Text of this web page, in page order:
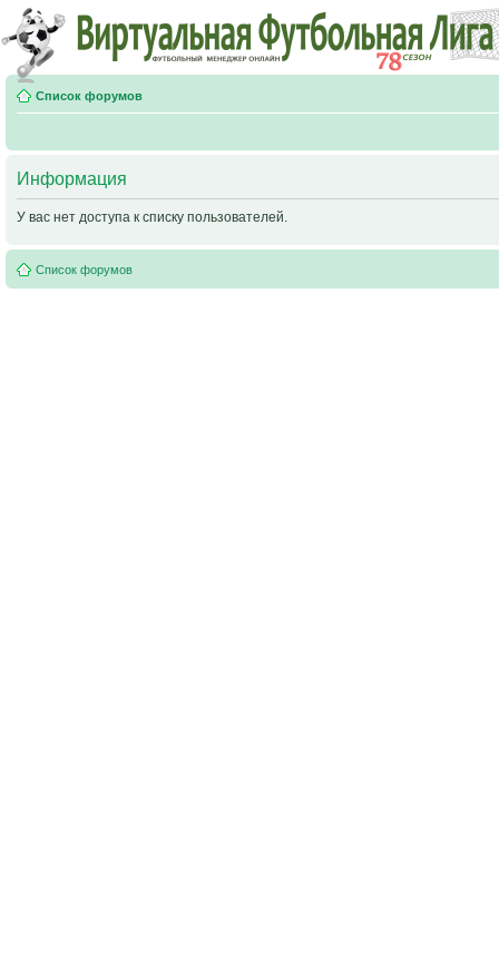
Список форумов
Информация
У вас нет доступа к списку пользователей.
Список форумов